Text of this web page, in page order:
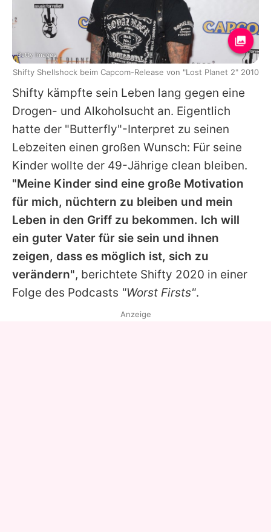
Shifty kämpfte sein Leben lang gegen eine
Drogen- und Alkoholsucht an. Eigentlich
hatte der "Butterfly"-Interpret zu seinen
Lebzeiten einen großen Wunsch: Für seine
Kinder wollte der 49-Jährige clean bleiben.
"Meine Kinder sind eine große Motivation
für mich, nüchtern zu bleiben und mein
Leben in den Griff zu bekommen. Ich will
ein guter Vater für sie sein und ihnen
zeigen, dass es möglich ist, sich zu
verändern", berichtete Shifty 2020 in einer
Folge des Podcasts "Worst Firsts".
Getty Images
Shifty Shellshock beim Capcom-Release von "Lost Planet 2" 2010
Anzeige